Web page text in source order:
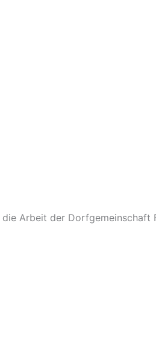
Arbeit der Dorfgemeinschaft